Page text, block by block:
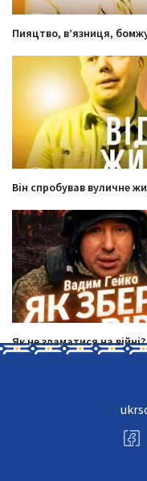
Пияцтво, вʼязниця,
Він спробував вуличне
Як не зламатися на